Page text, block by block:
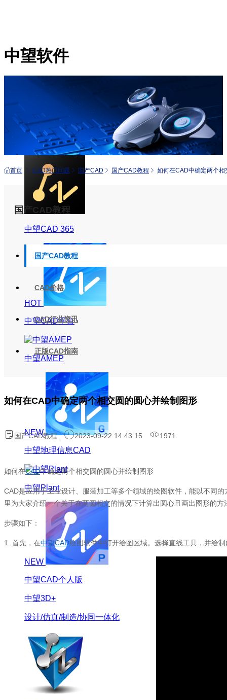
中望软件
中望CAD+
从工具到平台 打造行业解决方案
中望CAD 365
HOT
中望CAD平台
中望AMEP
NEW
中望地理信息CAD
中望Plant
NEW
中望CAD个人版
中望3D+
设计/仿真/制造/协同一体化
首页 CAD热门问题 国产CAD 国产CAD教程 如何在CAD中确定两个
国产CAD教程
国产CAD教程
CAD价格
CAD行业资讯
正版CAD指南
如何在CAD中确定两个相交圆的圆心并绘制图形
国产CAD教程 2023-09-22 14:43:15 1971
如何在CAD中确定两个相交圆的圆心并绘制图形
CAD是应用于工业设计、服装加工等多个领域的绘图软件，能以不同
里为大家介绍一个关于在两圆相交的情况下计算出圆心且画出图形的方
步骤如下：
1. 首先，在中望CAD绘图软件中打开绘图区域。选择直线工具，并绘